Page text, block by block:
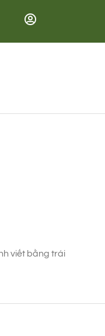
viết bằng trái